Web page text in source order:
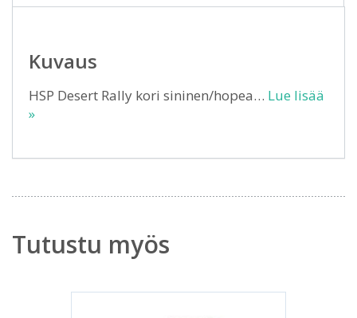
Kuvaus
HSP Desert Rally kori sininen/hopea… Lue lisää
»
Tutustu myös